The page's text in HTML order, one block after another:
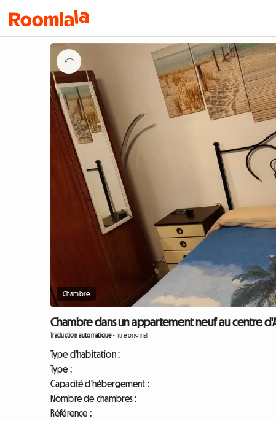
Chambre
Chambre dans un appartement neuf au centre
Traduction automatique-Titre original
Type d'habitation :
Type :
Capacité d'hébergement :
Nombre de chambres :
Référence :